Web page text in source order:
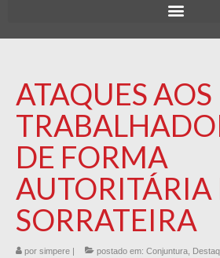
ATAQUES AOS
DE FORMA
AUTORITÁRIA
SORRATEIRA
por simpere | postado em: Conjuntura